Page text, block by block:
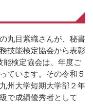
丸目紫織さんが、秘書
技能検定協会から表彰
能検定協会は、年度ご
ています。その令和５
州大学短期大学部２年
で成績優秀者として